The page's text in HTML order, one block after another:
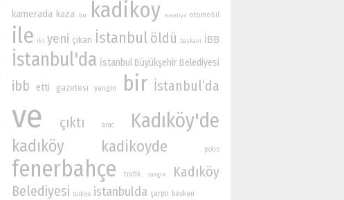
kamerada kaza bu kadikoy Belediye otomobil
ile iki yeni çıkan İstanbul öldü baskani İBB
İstanbul'da İstanbul Büyükşehir Belediyesi
ibb etti gazetesi yangin bir İstanbul’da
ve çıktı arac Kadıköy'de
kadıköy kadikoyde polis
fenerbahçe trafik yangın
Kadıköy
Belediyesi turkiye istanbulda çarptı baskan